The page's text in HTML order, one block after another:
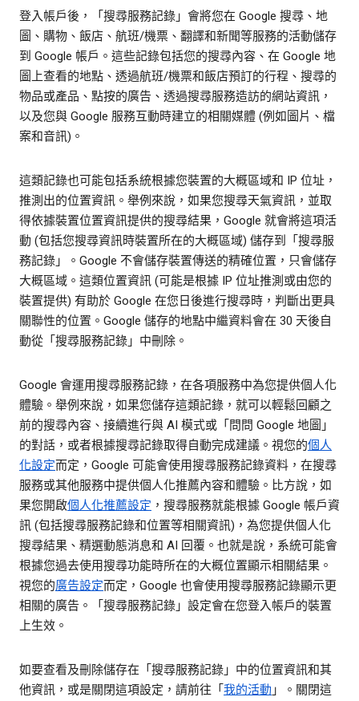
登入帳戶後，「搜尋服務記錄」會將您在 Google 搜尋、地
圖、購物、飯店、航班/機票、翻譯和新聞等服務的活動儲存
到 Google 帳戶。這些記錄包括您的搜尋內容、在 Google 地
圖上查看的地點、透過航班/機票和飯店預訂的行程、搜尋的
物品或產品、點按的廣告、透過搜尋服務造訪的網站資訊，
以及您與 Google 服務互動時建立的相關媒體 (例如圖片、檔
案和音訊)。
這類記錄也可能包括系統根據您裝置的大概區域和 IP 位址，
推測出的位置資訊。舉例來說，如果您搜尋天氣資訊，並取
得依據裝置位置資訊提供的搜尋結果，Google 就會將這項活
動 (包括您搜尋資訊時裝置所在的大概區域) 儲存到「搜尋服
務記錄」。Google 不會儲存裝置傳送的精確位置，只會儲存
大概區域。這類位置資訊 (可能是根據 IP 位址推測或由您的
裝置提供) 有助於 Google 在您日後進行搜尋時，判斷出更具
關聯性的位置。Google 儲存的地點中繼資料會在 30 天後自
動從「搜尋服務記錄」中刪除。
Google 會運用搜尋服務記錄，在各項服務中為您提供個人化
體驗。舉例來說，如果您儲存這類記錄，就可以輕鬆回顧之
前的搜尋內容、接續進行與 AI 模式或「問問 Google 地圖」
的對話，或者根據搜尋記錄取得自動完成建議。視您的個人
化設定而定，Google 可能會使用搜尋服務記錄資料，在搜尋
服務或其他服務中提供個人化推薦內容和體驗。比方說，如
果您開啟個人化推薦設定 ，搜尋服務就能根據 Google 帳戶資
訊 (包括搜尋服務記錄和位置等相關資訊)，為您提供個人化
搜尋結果、精選動態消息和 AI 回覆。也就是說，系統可能會
根據您過去使用搜尋功能時所在的大概位置顯示相關結果。
視您的廣告設定而定，Google 也會使用搜尋服務記錄顯示更
相關的廣告。「搜尋服務記錄」設定會在您登入帳戶的裝置
上生效。
如要查看及刪除儲存在「搜尋服務記錄」中的位置資訊和其
他資訊，或是關閉這項設定，請前往「 我的活動 」。關閉這